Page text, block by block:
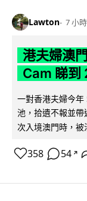
Lawton 7 小時
港夫婦澳
Cam 睇到
一對香港夫婦今
池，拾遺不報並
次入境澳門時，被
358 54 ↗